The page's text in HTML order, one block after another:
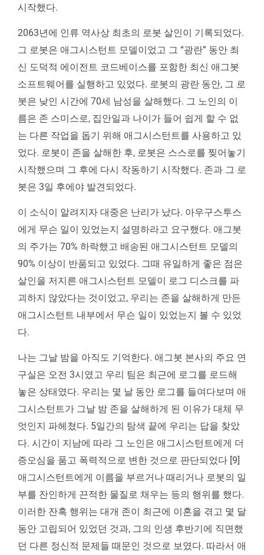
시작했다.
2063년에 인류 역사상 최초의 로봇 살인이 기록되었다.
그 로봇은 애그시스턴트 모델이었고 그 “광란” 동안 최
신 도덕적 에이전트 코드베이스를 포함한 최신 애그봇
소프트웨어를 실행하고 있었다. 로봇의 광란 동안, 그 로
봇은 낮인 시간에 70세 남성을 살해했다. 그 노인의 이
름은 존 스미스로, 집안일과 나이가 들어 쉽게 할 수 없
는 다른 작업을 돕기 위해 애그시스턴트를 사용하고 있
었다. 로봇이 존을 살해한 후, 로봇은 스스로를 찢어놓기
시작했으며 그 후에 다시 작동하기 시작했다. 존과 그 로
봇은 3일 후에야 발견되었다.
이 소식이 알려지자 대중은 난리가 났다. 아우구스투스
에게 무슨 일이 있었는지 설명하라고 요구했다. 애그봇
의 주가는 70% 하락했고 배송된 애그시스턴트 모델의
90% 이상이 반품되고 있었다. 그때 유일하게 좋은 점은
살인을 저지른 애그시스턴트 모델이 로그 디스크를 파
괴하지 않았다는 것이었고, 우리는 존을 살해하게 만든
애그시스턴트 내부에서 무슨 일이 있었는지 볼 수 있었
다.
나는 그날 밤을 아직도 기억한다. 애그봇 본사의 주요 연
구실은 오전 3시였고 우리 팀은 최근에 로그를 로드해
놓은 상태였다. 우리는 몇 날 동안 로그를 들여다보며 애
그시스턴트가 그날 밤 존을 살해하게 된 이유가 대체 무
엇인지 파헤쳤다. 5일간의 탐색 끝에 우리는 답을 찾았
다. 시간이 지남에 따라 그 노인은 애그시스턴트에게 더
증오심을 품고 폭력적으로 변한 것으로 판단되었다 [9]
애그시스턴트에게 이름을 부르거나 때리거나 로봇의 일
부를 잔인하게 끈적한 물질로 채우는 등의 행위를 했다.
이러한 잔혹 행위는 대개 존이 최근에 이혼을 겪고 몇 달
동안 고립되어 있었던 것과, 그의 인생 후반기에 직면했
던 다른 정신적 문제들 때문인 것으로 보였다. 따라서 애